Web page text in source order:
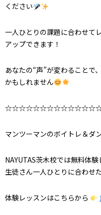
ください
一人ひとりの課題に合わせて
アップできます！
あなたの“声”が変わることで
かもしれません
マンツーマンのボイトレ＆ダ
NAYUTAS茨木校では無料体
生徒さん一人ひとりに合わせ
体験レッスンはこちらから